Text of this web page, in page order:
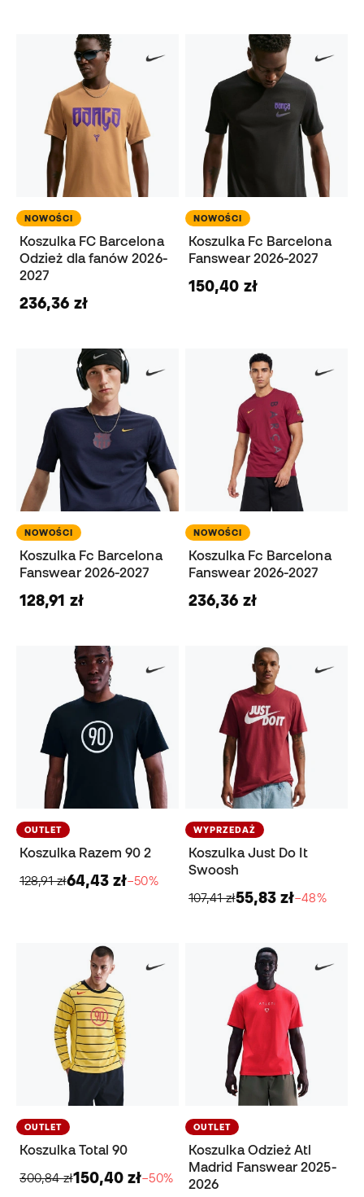
NOWOŚCI
Koszulka FC Barcelona
Odzież dla fanów 2026-
2027
236,36 zł
NOWOŚCI
Koszulka Fc Barcelona
Fanswear 2026-2027
150,40 zł
NOWOŚCI
Koszulka Fc Barcelona
Fanswear 2026-2027
128,91 zł
NOWOŚCI
Koszulka Fc Barcelona
Fanswear 2026-2027
236,36 zł
OUTLET
Koszulka Razem 90 2
128,91 zł64,43 zł−50%
WYPRZEDAŻ
Koszulka Just Do It
Swoosh
107,41 zł55,83 zł−48%
OUTLET
Koszulka Total 90
300,84 zł150,40 zł−50%
OUTLET
Koszulka Odzież Atl
Madrid Fanswear 2025-
2026